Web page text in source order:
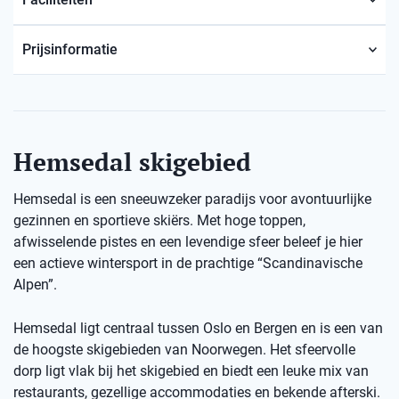
Prijsinformatie
Hemsedal skigebied
Hemsedal is een sneeuwzeker paradijs voor avontuurlijke
gezinnen en sportieve skiërs. Met hoge toppen,
afwisselende pistes en een levendige sfeer beleef je hier
een actieve wintersport in de prachtige “Scandinavische
Alpen”.
Hemsedal ligt centraal tussen Oslo en Bergen en is een van
de hoogste skigebieden van Noorwegen. Het sfeervolle
dorp ligt vlak bij het skigebied en biedt een leuke mix van
restaurants, gezellige accommodaties en bekende afterski.